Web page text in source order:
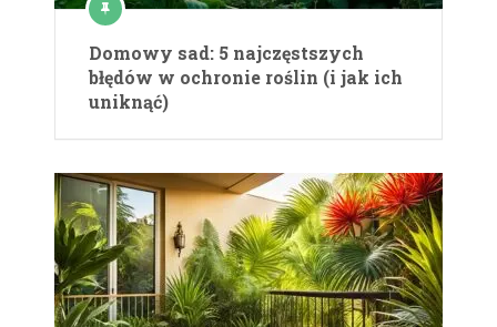
Domowy sad: 5 najczęstszych
błędów w ochronie roślin (i jak ich
uniknąć)